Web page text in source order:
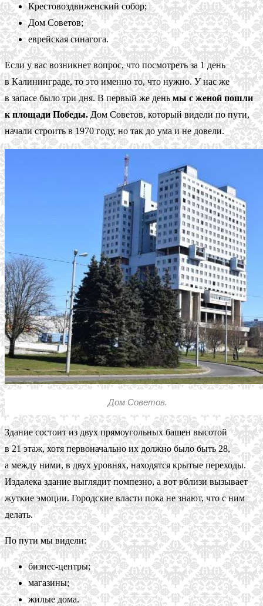
Крестовоздвиженский собор;
Дом Советов;
еврейская синагога.
Если у вас возникнет вопрос, что посмотреть за 1 день
в Калининграде, то это именно то, что нужно. У нас же
в запасе было три дня. В первый же деньмы с женой пошли
к площади Победы.Дом Советов, который видели по пути,
начали строить в 1970 году, но так до ума и не довели.
Дом Советов.
Здание состоит из двух прямоугольных башен высотой
в 21 этаж, хотя первоначально их должно было быть 28,
а между ними, в двух уровнях, находятся крытые переходы.
Издалека здание выглядит помпезно, а вот вблизи вызывает
жуткие эмоции. Городские власти пока не знают, что с ним
делать.
По пути мы видели:
бизнес-центры;
магазины;
жилые дома.